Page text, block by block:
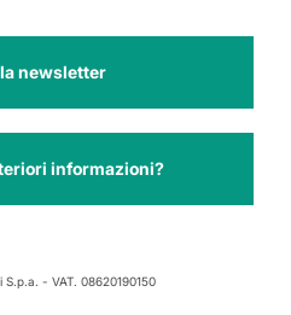
newsletter
informazioni?
- VAT. 08620190150